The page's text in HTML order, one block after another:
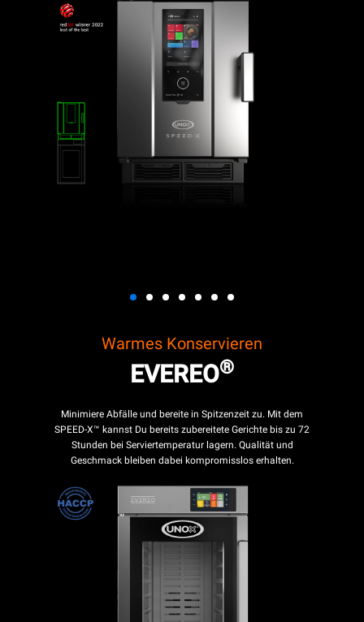
Warmes Konservieren
EVEREO®
Minimiere Abfälle und bereite in Spitzenzeit zu. Mit dem
SPEED-X™ kannst Du bereits zubereitete Gerichte bis zu 72
Stunden bei Serviertemperatur lagern. Qualität und
Geschmack bleiben dabei kompromisslos erhalten.